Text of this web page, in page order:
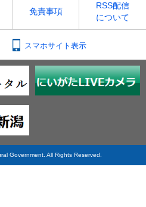
免責事項
RSS配信
について
スマホサイト表示
Government. All Rights Reserved.